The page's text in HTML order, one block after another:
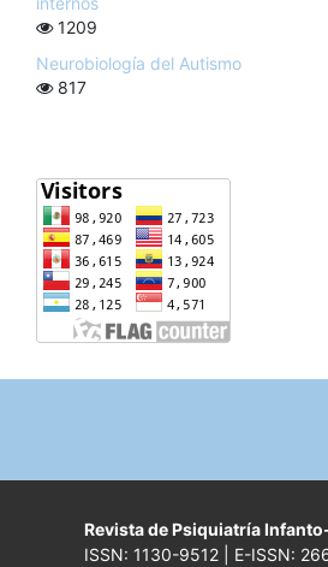
1209
Neurobiología del Autismo
817
Revista de Psiquiatría
ISSN: 1130-9512 | E-ISSN: